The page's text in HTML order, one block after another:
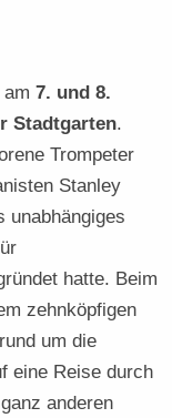
am7. und 8.
Stadtgarten.
Trompeter
Stanley
unabhängiges
hatte. Beim
zehnköpfigen
um die
eine Reise durch
anderen